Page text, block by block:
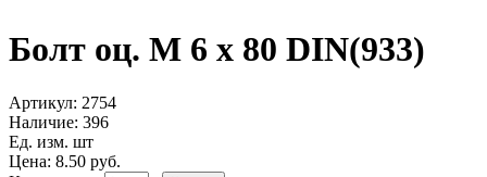
Болт оц. М 6 х 80 DIN(933)
Артикул: 2754
Наличие: 396
Ед. изм. шт
Цена: 8.50 руб.